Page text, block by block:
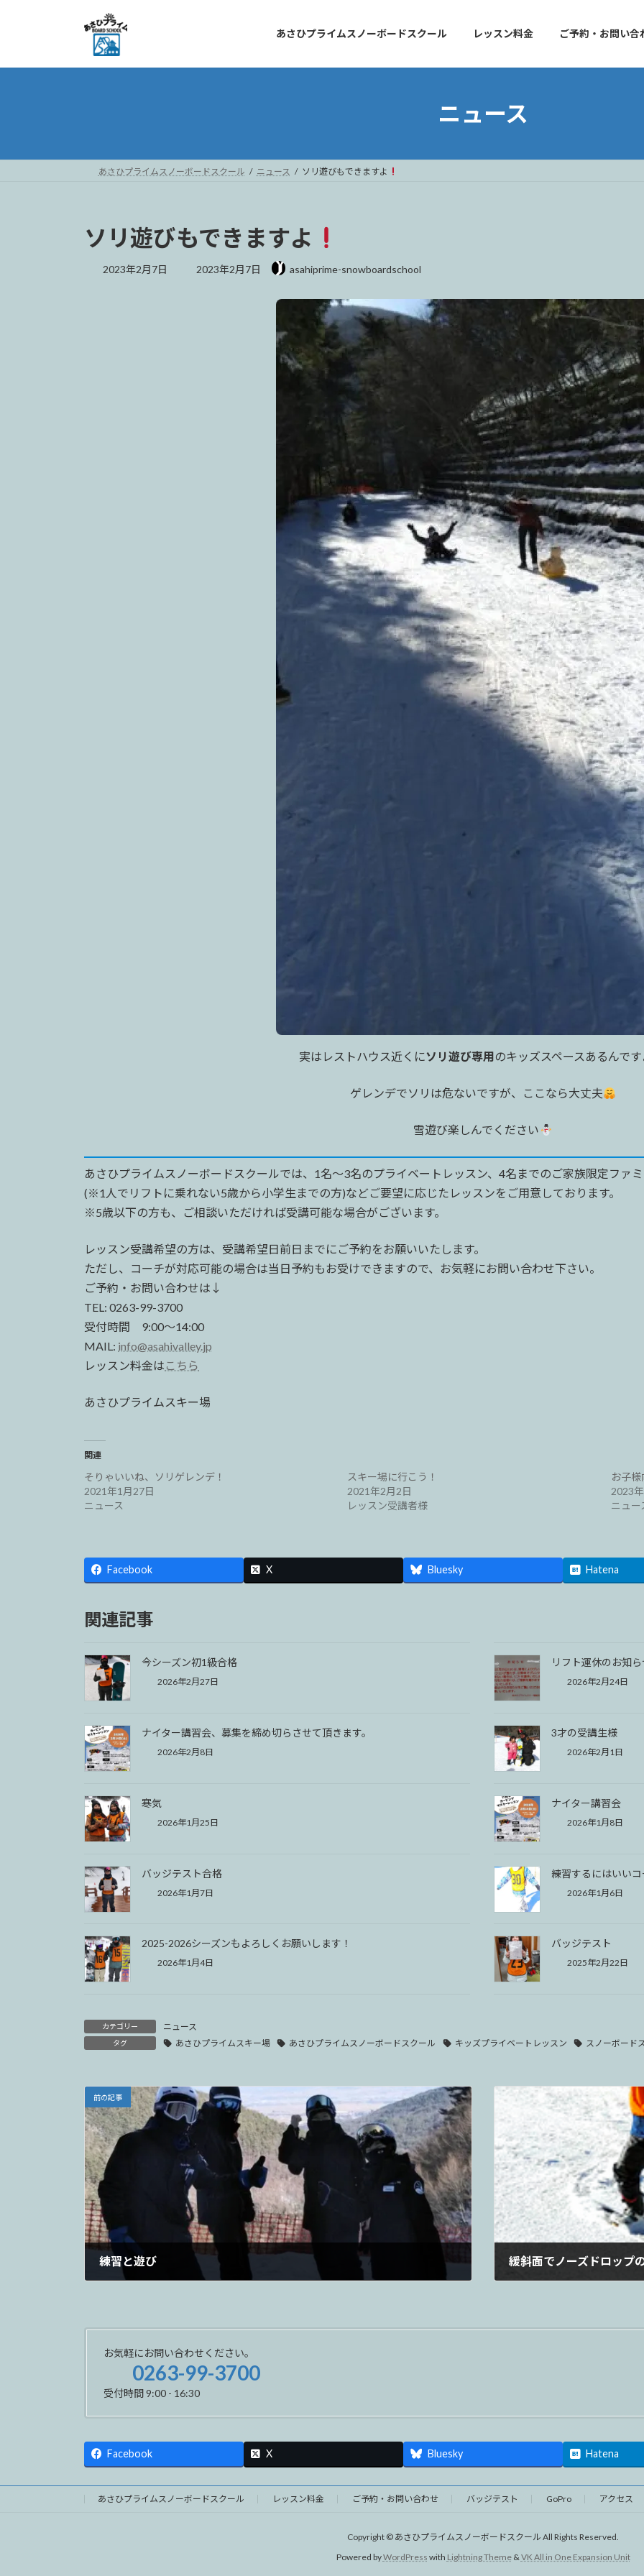
プ
動
あさひプライムスノーボードスクール レッスン料金 ご予約・お問い合
ニュース
あさひプライムスノーボードスクール ニュース ソリ遊びもできますよ
ソリ遊びもできますよ
2023年2月7日
最
2023年2月7日 asahiprime-snowboardschool
実はレストハウス近くにソリ遊び専用 のキッズスペースあるんです
ゲレンデでソリは危ないですが、ここなら大丈夫
雪遊び楽しんでください
あさひプライムスノーボードスクールでは、1名〜3名のプライベートレッスン、4名までのご家族限定ファ
(※1人でリフトに乗れない5歳から小学生までの方)などご要望に応じたレッスンをご用意しております。
※5歳以下の方も、ご相談いただければ受講可能な場合がございます。
レッスン受講希望の方は、受講希望日前日までにご予約をお願いいたします。
ただし、コーチが対応可能の場合は当日予約もお受けできますので、お気軽にお問い合わせ下さい。
ご予約・お問い合わせは↓
TEL: 0263-99-3700
受付時間 9:00〜14:00
MAIL: info@asahivalley.jp
レッスン料金は こちら
あさひプライムスキー場
関連
そりゃいいね、ソリゲレンデ！
2021年1月27日
ニュース
スキー場に行こう！
2021年2月2日
レッスン受講者様
お子
2023
ニュー
Facebook X Bluesky Hatena
関連記事
今シーズン初1級合格
2026年2月27日
リフト運休のお知ら
2026年2月24日
ナイター講習会、募集を締め切らさせて頂きます。
2026年2月8日
3才の受講生様
2026年2月1日
寒気
2026年1月25日
ナイター講習会
2026年1月8日
バッジテスト合格
2026年1月7日
練習するにはいいコ
2026年1月6日
2025-2026シーズンもよろしくお願いします！
2026年1月4日
バッジテスト
2025年2月22日
カテゴリー ニュース
タグ あさひプライムスキー場 あさひプライムスノーボードスクール キッズプライベートレッスン スノーボード
前の記事
練習と遊び 緩斜面でノーズドロップ
お気軽にお問い合わせください。
0263-99-3700
受付時間 9:00 - 16:30
Facebook X Bluesky Hatena
あさひプライムスノーボードスクール レッスン料金 ご予約・お問い合わせ バッジテスト GoPro アクセス
Copyright © あさひプライムスノーボードスクール All Rights Reserved.
Powered byWordPress with Lightning Theme& VK All in One Expansion Unit